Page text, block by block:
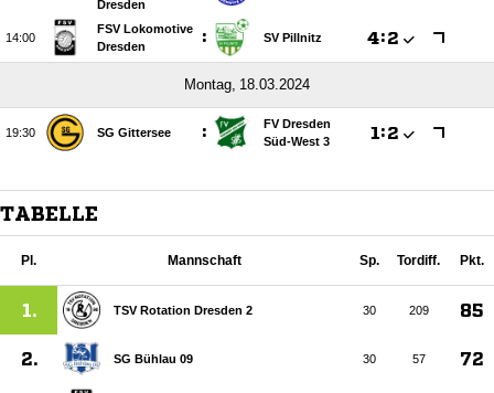
Dresden

FSV Lokomotive
Dresden
: SV Pillnitz :
 
 SG Gittersee :
FV Dresden
Süd-West 3
 :
TABELLE
Pl. Mannschaft Sp. Tordiff. Pkt.
1. TSV Rotation Dresden 2 30 209 85
2. SG Bühlau 09 30 57 72